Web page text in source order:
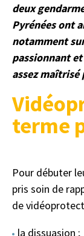
deux
Pyrénées ont
notamment
passionnant
assez
terme
Pour débuter
pris soin de
de
la dissuasion ;